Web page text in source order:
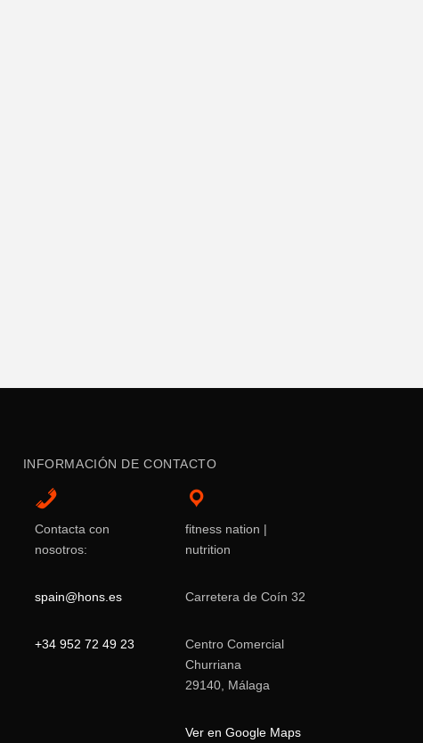
INFORMACIÓN DE CONTACTO
Contacta con
nosotros:
spain@hons.es
+34 952 72 49 23
fitness nation |
nutrition
Carretera de Coín 32
Centro Comercial
Churriana
29140, Málaga
Ver en Google Maps